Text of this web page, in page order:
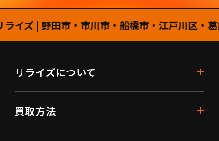
野田市・市川市・船橋市・江戸川区・葛飾区
リライズについて
買取方法